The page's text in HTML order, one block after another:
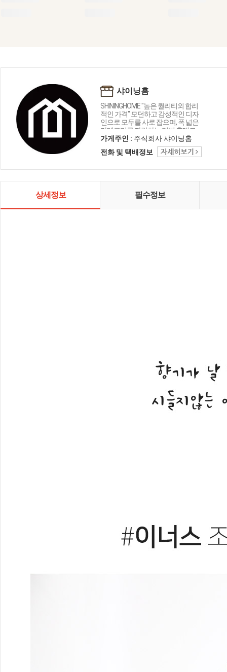
샤이닝홈
SHININGHOME "높은 퀄리티외 합리
적인 가격" 모던하고 감성적인 디자
인으로 모두를 사로 잡으며, 폭 넓은
카테고리를 자랑하는 리빙 홈데코
인테리어 샤이닝홈입니다.
가게주인 : 주식회사 샤이닝홈
전화 및 택배정보
상세정보 필수정보